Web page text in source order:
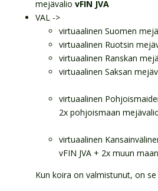
mejävalio vFIN JVA
VAL ->
virtuaalinen Suomen
virtuaalinen Ruotsin
virtuaalinen Ranskan
virtuaalinen Saksan
virtuaalinen
2x pohjoismaan mejävalio
virtuaalinen
vFIN JVA + 2x muun
Kun koira on valmistunut, on